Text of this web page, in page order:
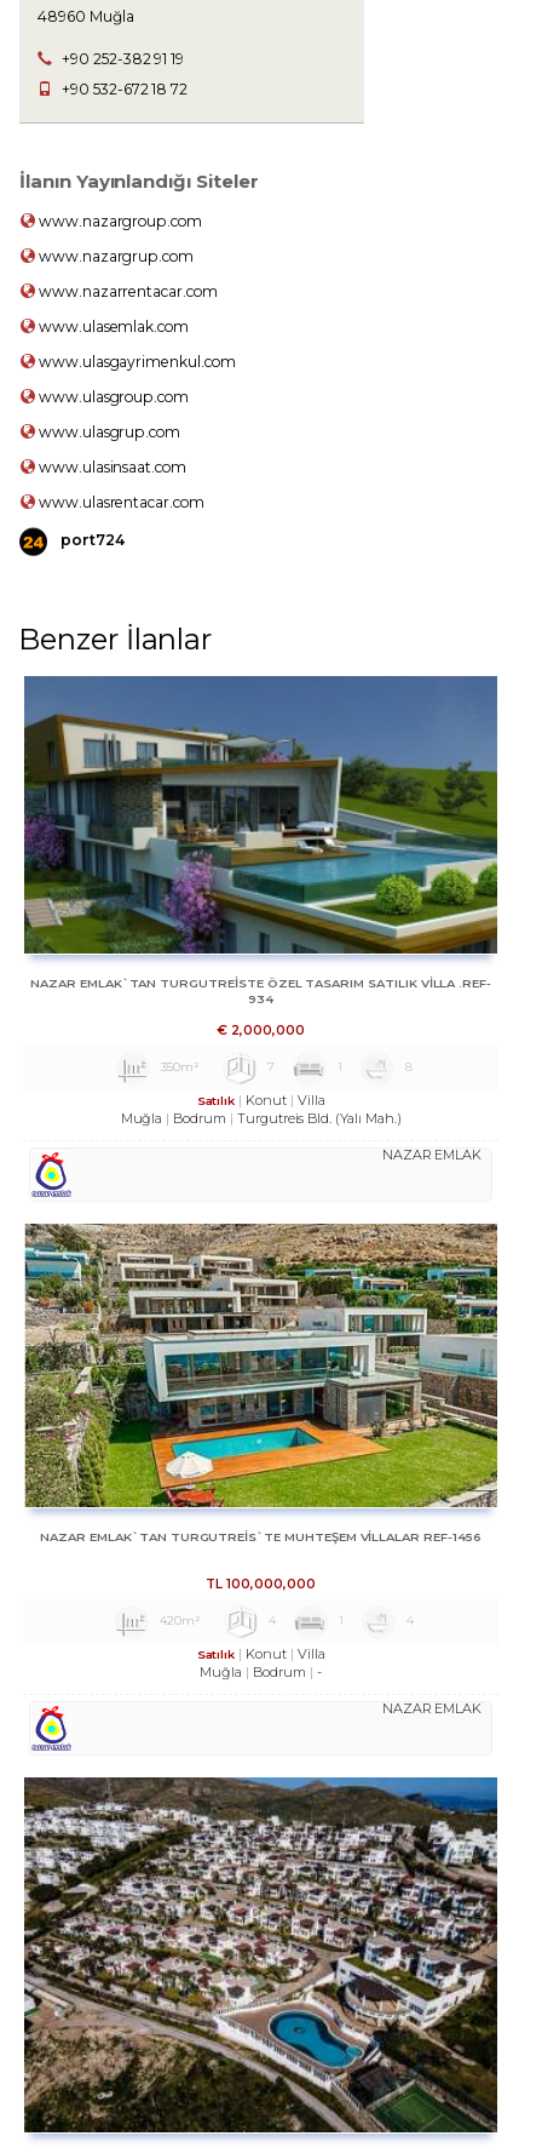
48960 Muğla
+90 252-382 91 19
+90 532-672 18 72
İlanın Yayınlandığı Siteler
www.nazargroup.com
www.nazargrup.com
www.nazarrentacar.com
www.ulasemlak.com
www.ulasgayrimenkul.com
www.ulasgroup.com
www.ulasgrup.com
www.ulasinsaat.com
www.ulasrentacar.com
port724
Benzer İlanlar
NAZAR EMLAK`TAN TURGUTREİSTE ÖZEL TASARIM SATILIK VİLLA .REF-
934
€ 2,000,000
350m² 7 1 8
Satılık Konut
Villa
Muğla
Bodrum Turgutreis Bld. (Yalı Mah.)
NAZAR EMLAK
NAZAR EMLAK`TAN TURGUTREİS`TE MUHTEŞEM VİLLALAR REF-1456
TL 100,000,000
420m² 4 1 4
Satılık Konut
Villa
Muğla
Bodrum -
NAZAR EMLAK